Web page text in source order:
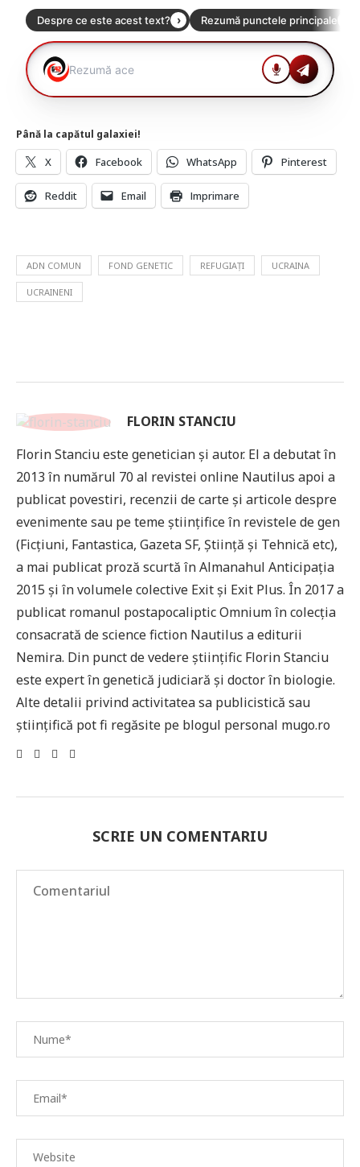
Până la capătul galaxiei!
X Facebook WhatsApp Pinterest
Reddit Email Imprimare
ADN COMUN FOND GENETIC REFUGIAȚI UCRAINA
UCRAINENI
FLORIN STANCIU
Florin Stanciu este genetician și autor. El a debutat în
2013 în numărul 70 al revistei online Nautilus apoi a
publicat povestiri, recenzii de carte și articole despre
evenimente sau pe teme științifice în revistele de gen
(Ficțiuni, Fantastica, Gazeta SF, Știință și Tehnică etc),
a mai publicat proză scurtă în Almanahul Anticipația
2015 și în volumele colective Exit și Exit Plus. În 2017 a
publicat romanul postapocaliptic Omnium în colecția
consacrată de science fiction Nautilus a editurii
Nemira. Din punct de vedere științific Florin Stanciu
este expert în genetică judiciară și doctor în biologie.
Alte detalii privind activitatea sa publicistică sau
științifică pot fi regăsite pe blogul personal mugo.ro
SCRIE UN COMENTARIU